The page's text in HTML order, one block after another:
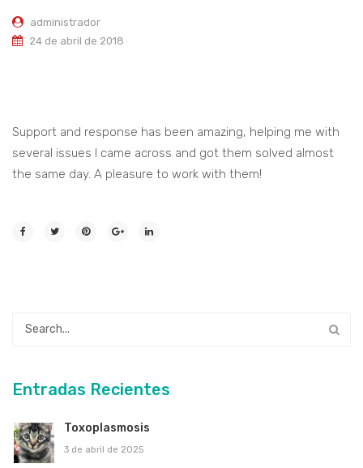
Snaks
administrador
24 de abril de 2018
Support and response has been amazing, helping me with
several issues I came across and got them solved almost
the same day. A pleasure to work with them!
Entradas Recientes
Toxoplasmosis
3 de abril de 2025